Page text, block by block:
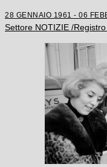
28 GENNAIO 1961 - 06
Settore NOTIZIE /